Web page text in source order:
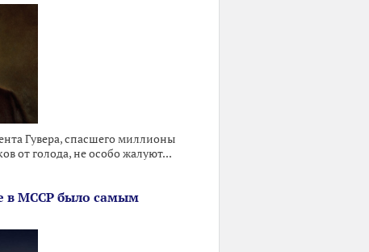
Гувера, спасшего миллионы
от голода, не особо жалуют...
в МССР было самым